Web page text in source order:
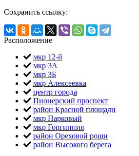
Сохранить ссылку:
Расположение
мкр 12-й
мкр 3А
мкр 3Б
мкр Алексеевка
центр города
Пионерский проспект
район Красной площади
мкр Парковый
мкр Горгиппия
район Ореховой рощи
район Высокого берега